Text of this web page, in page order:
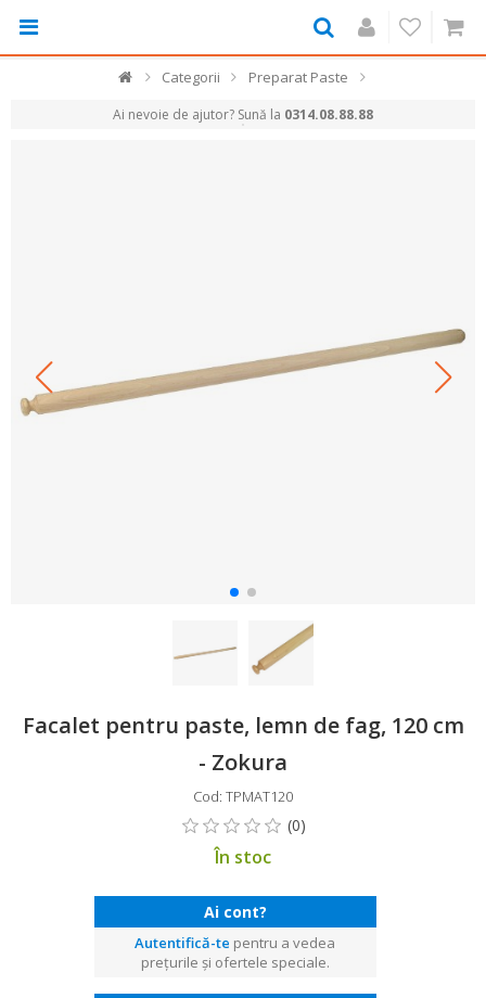
Categorii Preparat Paste
Ai nevoie de ajutor? Sună la 0314.08.88.88
Facalet pentru paste, lemn de fag, 120 cm
- Zokura
Cod: TPMAT120
În stoc
Ai cont?
Autentifică-te pentru a vedea
prețurile și ofertele speciale.